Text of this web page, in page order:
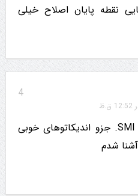
نقطه پایان اصلاح خیلی
4
بنظرم SMI ergodic. جزو اندیکاتوهای خوبی
آشنا شدم